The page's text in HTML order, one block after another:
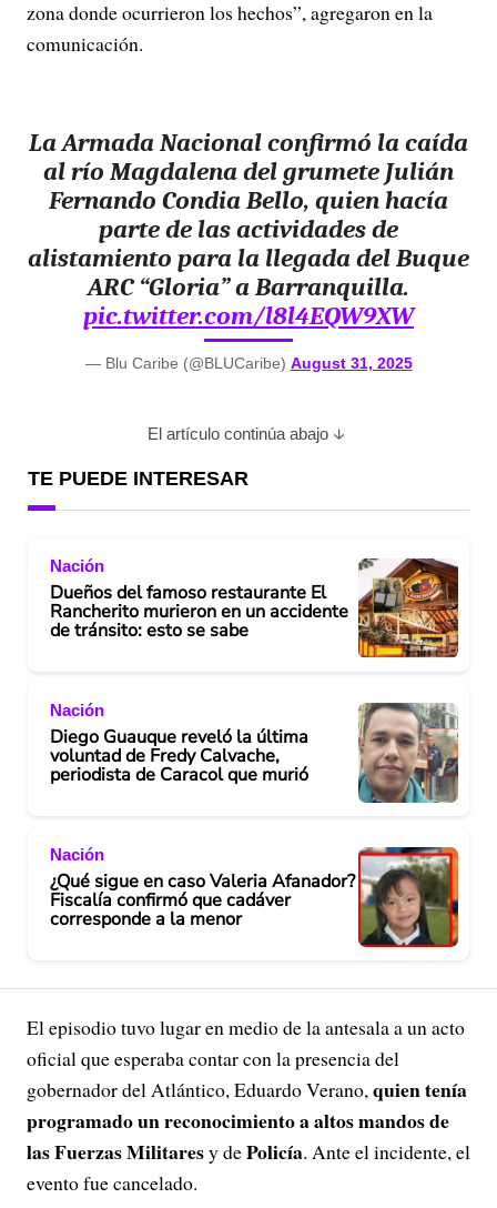
zona donde ocurrieron los hechos”, agregaron en la
comunicación.
La Armada Nacional confirmó la caída
al río Magdalena del grumete Julián
Fernando Condia Bello, quien hacía
parte de las actividades de
alistamiento para la llegada del Buque
ARC “Gloria” a Barranquilla.
pic.twitter.com/l8l4EQW9XW
— Blu Caribe (@BLUCaribe) August 31, 2025
El artículo continúa abajo
TE PUEDE INTERESAR
Nación
Dueños del famoso restaurante El
Rancherito murieron en un accidente
de tránsito: esto se sabe
Nación
Diego Guauque reveló la última
voluntad de Fredy Calvache,
periodista de Caracol que murió
Nación
¿Qué sigue en caso Valeria Afanador?
Fiscalía confirmó que cadáver
corresponde a la menor
El episodio tuvo lugar en medio de la antesala a un acto
oficial que esperaba contar con la presencia del
gobernador del Atlántico, Eduardo Verano,quien tenía
programado un reconocimiento a altos mandos de
las Fuerzas Militaresy dePolicía. Ante el incidente, el
evento fue cancelado.